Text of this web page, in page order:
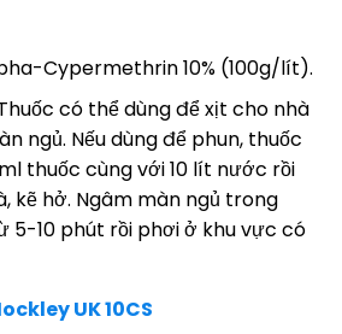
Cypermethrin 10% (100g/lít).
có thể dùng để xịt cho nhà
ngủ. Nếu dùng để phun, thuốc
thuốc cùng với 10 lít nước rồi
kẽ hở. Ngâm màn ngủ trong
5-10 phút rồi phơi ở khu vực có
UK 10CS